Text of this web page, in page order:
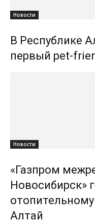
Новости
В Республике
первый pet-
Новости
«Газпром
Новосибирск»
Алтай